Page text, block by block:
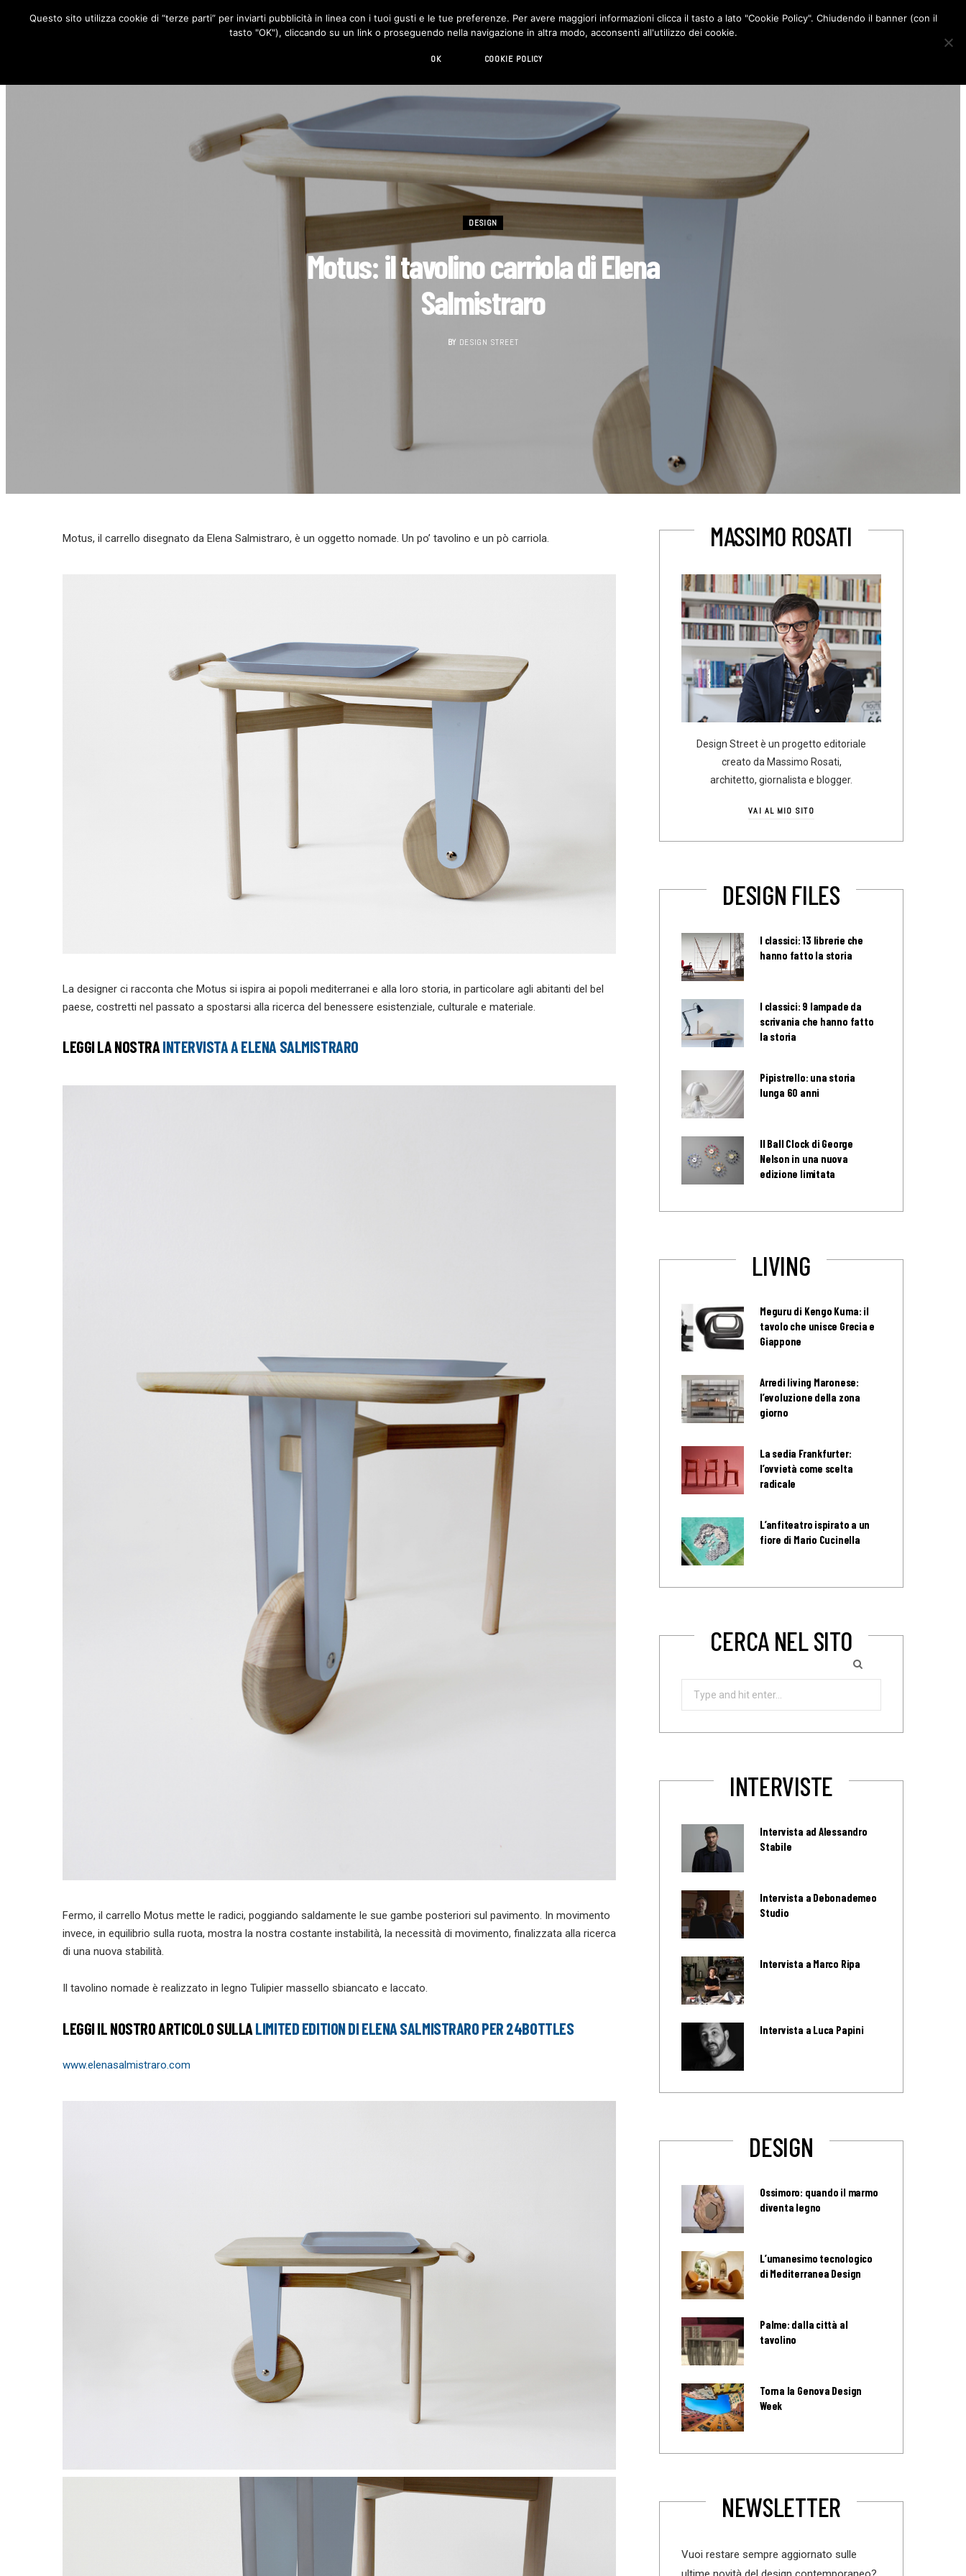
RUBRICHE DESIGN LIVING HI-TECH CHI SIAMO CONTATTI
o
g
r
d
DESIGN
Motus: il tavolino carriola di Elena
Salmistraro
BY DESIGN STREET
Motus, il carrello disegnato da Elena Salmistraro, è un oggetto nomade. Un po’ tavolino e un pò carriola.
La designer ci racconta che Motus si ispira ai popoli mediterranei e alla loro storia, in particolare agli abitanti del bel
paese, costretti nel passato a spostarsi alla ricerca del benessere esistenziale, culturale e materiale.
LEGGI LA NOSTRAINTERVISTA A ELENA SALMISTRARO
Fermo, il carrello Motus mette le radici, poggiando saldamente le sue gambe posteriori sul pavimento. In movimento
invece, in equilibrio sulla ruota, mostra la nostra costante instabilità, la necessità di movimento, finalizzata alla ricerca
di una nuova stabilità.
Il tavolino nomade è realizzato in legno Tulipier massello sbiancato e laccato.
LEGGI IL NOSTRO ARTICOLO SULLALIMITED EDITION DI ELENA SALMISTRARO PER 24BOTTLES
www.elenasalmistraro.com
MASSIMO ROSATI
Design Street è un progetto editoriale
creato da Massimo Rosati,
architetto, giornalista e blogger.
VAI AL MIO SITO
DESIGN FILES
I classici: 13 librerie che
hanno fatto la storia
I classici: 9 lampade da
scrivania che hanno fatto
la storia
Pipistrello: una storia
lunga 60 anni
Il Ball Clock di George
Nelson in una nuova
edizione limitata
LIVING
Meguru di Kengo Kuma: il
tavolo che unisce Grecia e
Giappone
Arredi living Maronese:
l’evoluzione della zona
giorno
La sedia Frankfurter:
l’ovvietà come scelta
radicale
L’anfiteatro ispirato a un
fiore di Mario Cucinella
CERCA NEL SITO
Search
INTERVISTE
Intervista ad Alessandro
Stabile
Intervista a Debonademeo
Studio
Intervista a Marco Ripa
Intervista a Luca Papini
DESIGN
Ossimoro: quando il marmo
diventa legno
L’umanesimo tecnologico
di Mediterranea Design
Palme: dalla città al
tavolino
Torna la Genova Design
Week
NEWSLETTER
Vuoi restare sempre aggiornato sulle
Questo sito utilizza cookie di “terze parti” per inviarti pubblicità in linea con i tuoi gusti e le tue preferenze. Per avere maggiori informazioni clicca il tasto a lato "Cookie Policy". Chiudendo il banner (con il
tasto "OK"), cliccando su un link o proseguendo nella navigazione in altra modo, acconsenti all'utilizzo dei cookie.
OK COOKIE POLICY